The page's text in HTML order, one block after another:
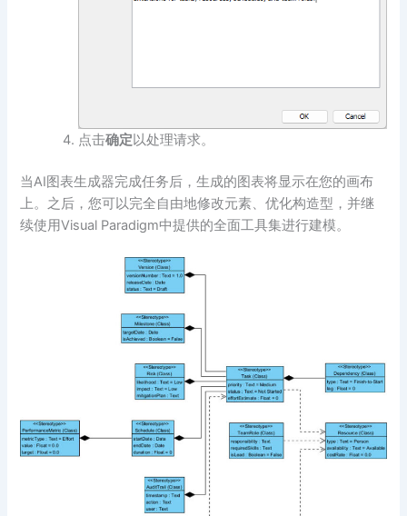
点击确定以处理请求。
当AI图表生成器完成任务后，生成的图表将显示在您的画布
上。之后，您可以完全自由地修改元素、优化构造型，并继
续使用Visual Paradigm中提供的全面工具集进行建模。